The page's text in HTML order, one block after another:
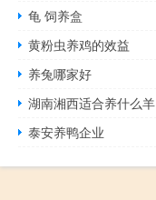
龟 饲养盒
黄粉虫养鸡的效益
养兔哪家好
湖南湘西适合养什么羊
泰安养鸭企业